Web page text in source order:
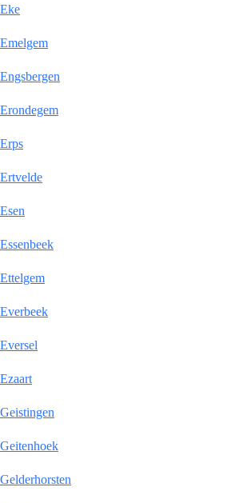
Eke
Emelgem
Engsbergen
Erondegem
Erps
Ertvelde
Esen
Essenbeek
Ettelgem
Everbeek
Eversel
Ezaart
Geistingen
Geitenhoek
Gelderhorsten